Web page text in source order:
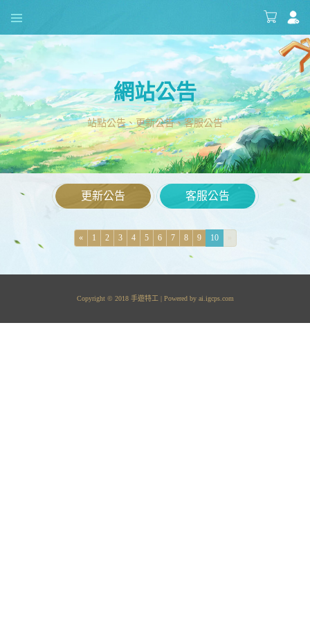
網站公告
站點公告、更新公告、客服公告
更新公告 客服公告
« 1 2 3 4 5 6 7 8 9 10
Copyright © 2018 手遊特工 | Powered by ai.igcps.com